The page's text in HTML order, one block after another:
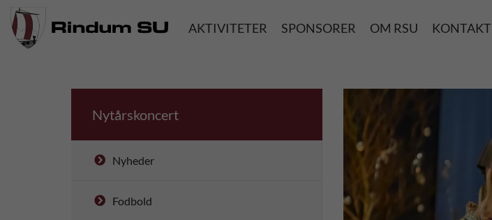
AKTIVITETER SPONSORER OM RSU KONTAKT
Nytårskoncert
Nyheder
Fodbold